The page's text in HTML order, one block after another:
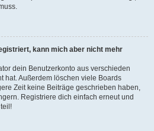
kann mich aber nicht mehr
dein Benutzerkonto aus verschieden
hat. Außerdem löschen viele Boards
Zeit keine Beiträge geschrieben haben,
Registriere dich einfach erneut und